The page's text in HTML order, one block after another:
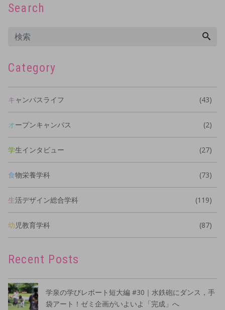
Search
Category
キャンパスライフ (43)
オープンキャンパス (2)
学生インタビュー (27)
食物栄養学科 (73)
生活デザイン総合学科 (119)
幼児教育学科 (87)
Recent Posts
学泉の学びレポート短大編 #30｜水鉄砲にダンス，手
袋アート！ゼミ企画がいよいよ「完成」へ